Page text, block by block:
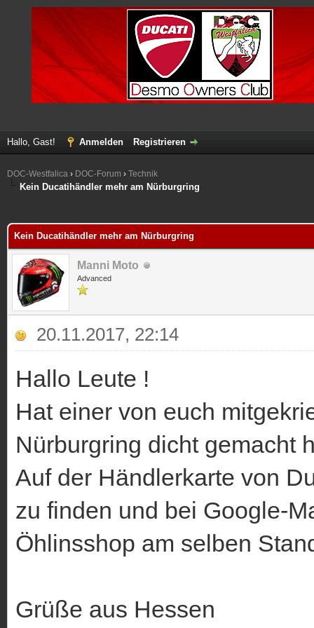
Hallo, Gast! Anmelden Registrieren
DOC-Westfalica › DOC-Forum › Technik
Kein Ducatihändler mehr am Nürburgring
Kein Ducatihändler mehr am Nürburgring
Manni Moto
Advanced
20.11.2017, 22:14
Hallo Leute !
Hat einer von euch
Nürburgring dicht gemacht
Auf der Händlerkarte von
zu finden und bei Google-
Öhlinsshop am selben
Grüße aus Hessen